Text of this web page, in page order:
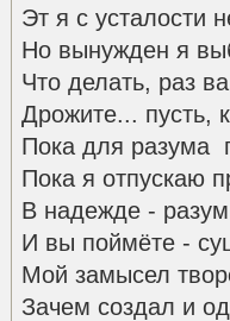
Эт я с усталости
Но вынужден я
Что делать, раз
Дрожите... пусть,
Пока для разума
Пока я отпускаю
В надежде -
И вы поймёте -
Мой замысел
Зачем создал и